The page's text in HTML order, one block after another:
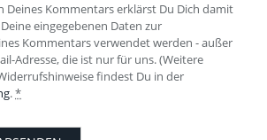
Deines Kommentars erklärst Du Dich damit
eingegebenen Daten zur
Kommentars verwendet werden - außer
Adresse, die ist nur für uns. (Weitere
findest Du in der
.*